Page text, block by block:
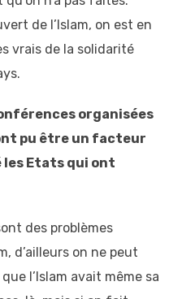
de l’Islam, on est en
vrais de la solidarité
organisées
pu être un facteur
Etats qui ont
des problèmes
d’ailleurs on ne peut
l’Islam avait même sa